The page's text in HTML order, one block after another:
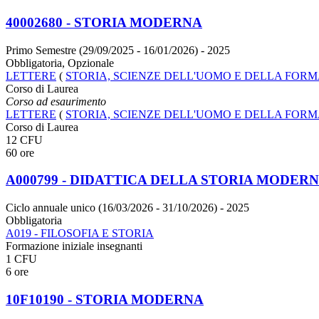
40002680 - STORIA MODERNA
Primo Semestre (29/09/2025 - 16/01/2026) - 2025
Obbligatoria, Opzionale
LETTERE ( STORIA, SCIENZE DELL'UOMO E DELLA
Corso di Laurea
Corso ad esaurimento
LETTERE ( STORIA, SCIENZE DELL'UOMO E DELLA
Corso di Laurea
12 CFU
60 ore
A000799 - DIDATTICA DELLA STORIA
Ciclo annuale unico (16/03/2026 - 31/10/2026) - 2025
Obbligatoria
A019 - FILOSOFIA E STORIA
Formazione iniziale insegnanti
1 CFU
6 ore
10F10190 - STORIA MODERNA